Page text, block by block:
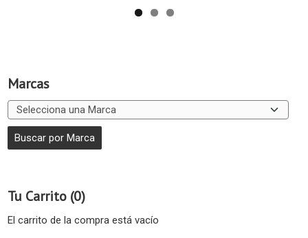
Marcas
Tu Carrito (0)
El carrito de la compra está vacío